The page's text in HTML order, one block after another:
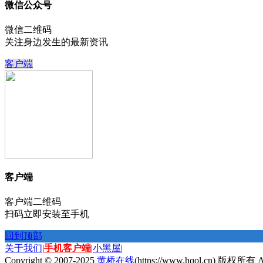
微信公众号
微信二维码
关注身边发生的最新资讯
客户端
客户端
客户端二维码
扫码立即安装至手机
回到顶部
关于我们|手机客户端|小黑屋|
Copyright © 2007-2025 黄桥在线(https://www.hqol.cn) 版权所有